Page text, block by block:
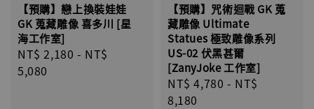
【預購】戀上換裝娃娃
GK 蒐藏雕像 喜多川 [星
海工作室]
Regular
price
NT$ 2,180 - NT$
5,080
【預購】咒術迴戰 GK 蒐
藏雕像 Ultimate
Statues 極致雕像系列
US-02 伏黑甚爾
[ZanyJoke 工作室]
Regular
price
NT$ 4,780 - NT$
8,180